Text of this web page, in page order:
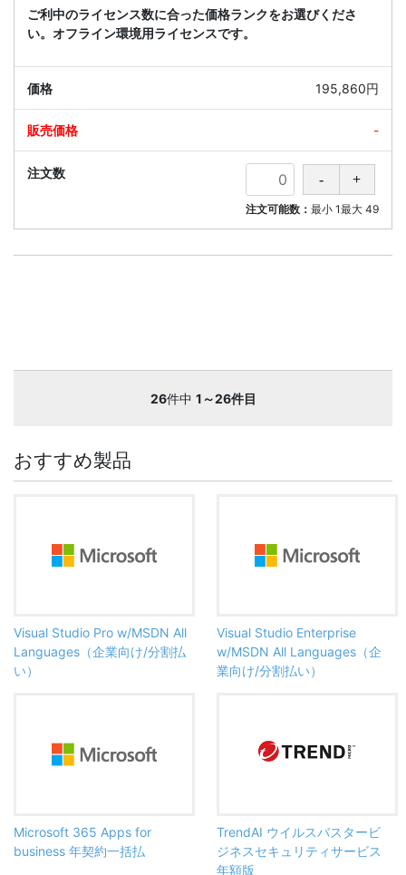
ご利中のライセンス数に合った価格ランクをお選びくださ
い。オフライン環境用ライセンスです。
195,860円
-
注文可能数： 最小 1最大 49
26件中 1～26件目
おすすめ製品
Visual Studio Pro w/MSDN All
Languages（企業向け/分割払
い）
Visual Studio Enterprise
w/MSDN All Languages（企
業向け/分割払い）
Microsoft 365 Apps for
business 年契約一括払
TrendAI ウイルスバスタービ
ジネスセキュリティサービス
年額版